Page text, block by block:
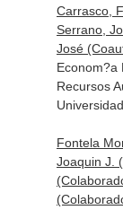
Carrasco,
Serrano,
José
Econom?a
Recursos
Fontela
Joaquin J.